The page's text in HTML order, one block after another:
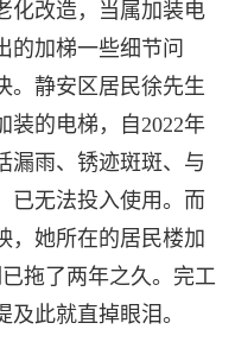
化改造，当属加装电
的加梯一些细节问
。静安区居民徐先生
装的电梯，自2022年
漏雨、锈迹斑斑、与
已无法投入使用。而
，她所在的居民楼加
拖了两年之久。完工
此就直掉眼泪。